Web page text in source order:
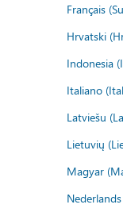
Français
Hrvatski
Indonesia
Italiano
Latviešu
Lietuvių
Magyar